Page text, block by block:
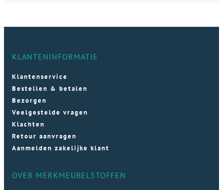
KLANTENINFORMATIE
Klantenservice
Bestellen & betalen
Bezorgen
Veelgestelde vragen
Klachten
Retour aanvragen
Aanmelden zakelijke klant
OVER MERKMEUBELSTOFFEN